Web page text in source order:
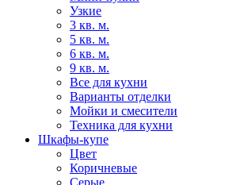
Узкие
3 кв. м.
5 кв. м.
6 кв. м.
9 кв. м.
Все для кухни
Варианты отделки
Мойки и смесители
Техника для кухни
Шкафы-купе
Цвет
Коричневые
Серые